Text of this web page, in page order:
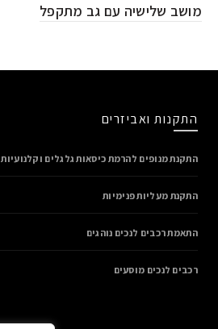
מושב שלישיה עם גב מתקפל
התקנות ואביזרים
התקנת מנופים להרמת כיסאות גלגלים וקלנועיות
התקנת מעליות פנימיות
התאמת רכבים לנכים נוהגים
רכבים לנכים מוסעים